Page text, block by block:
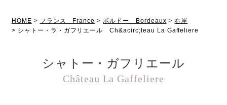
HOME フランス France ボルドー Bordeaux
右岸
シャトー・ラ・ガフリエール Ch&acirc;teau La Gaffeliere
シャトー・ガフリエール
Château La Gaffeliere